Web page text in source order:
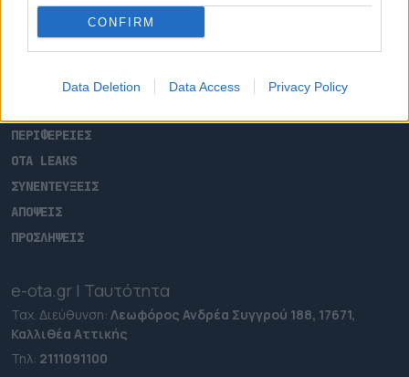
CONFIRM
Data Deletion Data Access Privacy Policy
ΑΡΧΙΚΗ
ΕΠΙΚΑΙΡΟΤΗΤΑ
ΠΕΡΙΦΕΡΕΙΕΣ
OTA LEAKS
ΣΥΝΕΝΤΕΥΞΕΙΣ
ΑΠΟΨΕΙΣ
ΠΡΟΣΛΗΨΕΙΣ
e-ota.gr | Ταυτότητα
Ταχ. Διεύθυνση: Λεωφόρος Ανδρέα Συγγρού 188, 17671,
Καλλιθέα Αττικής
Τηλ: 2111091100